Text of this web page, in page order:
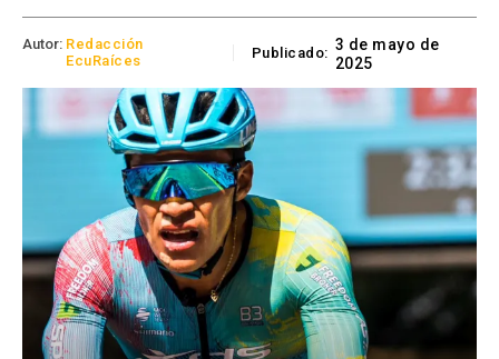
Autor: Redacción
EcuRaíces
Publicado: 3 de mayo de
2025